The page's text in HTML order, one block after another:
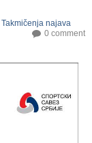
Takmičenja najava
0 comment